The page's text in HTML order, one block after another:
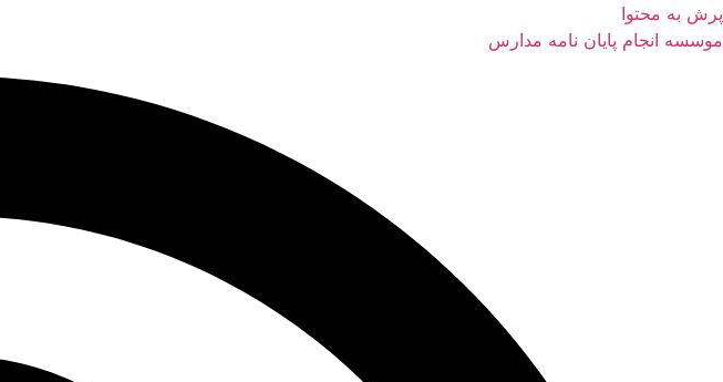
پرش به محتوا
موسسه انجام پایان نامه مدارس